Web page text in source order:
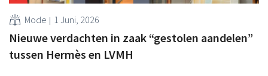
Mode 1 Juni, 2026
Nieuwe verdachten in zaak “gestolen aandelen”
tussen Hermès en LVMH